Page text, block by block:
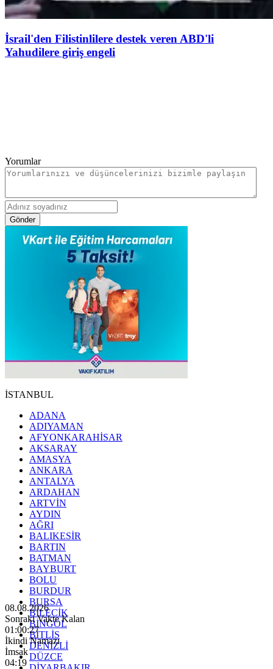
İsrail'den Filistinlilere destek veren ABD'li
Yahudilere giriş engeli
Yorumlar
Gönder
İSTANBUL
ADANA
ADIYAMAN
AFYONKARAHİSAR
AKSARAY
AMASYA
ANKARA
ANTALYA
ARDAHAN
ARTVİN
AYDIN
AĞRI
BALIKESİR
BARTIN
BATMAN
BAYBURT
BOLU
BURDUR
BURSA
BİLECİK
BİNGÖL
BİTLİS
DENİZLİ
DÜZCE
08.08.2026
Sonraki Vakte Kalan
01:00:25
İkindi Namazı
İmsak
04:19